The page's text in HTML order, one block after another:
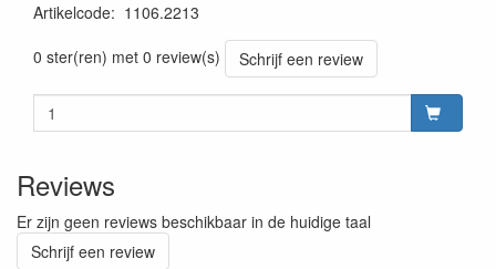
Artikelcode: 1106.2213
0 ster(ren) met 0 review(s)
Schrijf een review
Reviews
Er zijn geen reviews beschikbaar in de huidige taal
Schrijf een review